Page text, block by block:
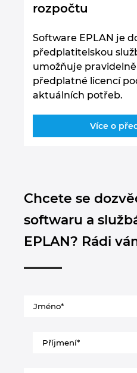
rozpočtu
Software EPLAN je
předplatitelskou
umožňuje
předplatné licencí
aktuálních potřeb.
Více o
Chcete se
softwaru a
EPLAN? Rádi